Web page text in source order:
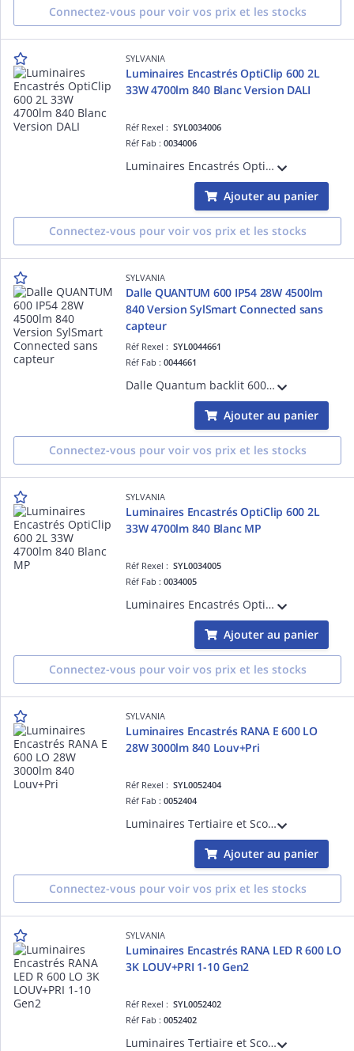
Connectez-vous pour voir vos prix et les stocks
SYLVANIA
Luminaires Encastrés OptiClip 600 2L
33W 4700lm 840 Blanc Version DALI
Réf Rexel :SYL0034006
Réf Fab :0034006
Luminaires Encastrés OptiClip 600 2L 33W 4700lm 840 Finition de couleur blanche Version DALI
Ajouter au panier
Connectez-vous pour voir vos prix et les stocks
SYLVANIA
Dalle QUANTUM 600 IP54 28W 4500lm
840 Version SylSmart Connected sans
capteur
Réf Rexel :SYL0044661
Réf Fab :0044661
Dalle Quantum backlit 600 - 28W - 4500 lm - 4000K - IRC80 - UGR< 19 - SDCM< 3 - SylSmart Connected sans capteur - Montage encastré, saillie, suspendu - IP54 IK03 - 595x595x35 mm - Boîtier LiLo - Classe II - Durée vie 95 000 h - Garantie 5 a
Ajouter au panier
Connectez-vous pour voir vos prix et les stocks
SYLVANIA
Luminaires Encastrés OptiClip 600 2L
33W 4700lm 840 Blanc MP
Réf Rexel :SYL0034005
Réf Fab :0034005
Luminaires Encastrés OptiClip 600 2L 33W 4700lm 840 Finition de couleur blanche MP
Ajouter au panier
Connectez-vous pour voir vos prix et les stocks
SYLVANIA
Luminaires Encastrés RANA E 600 LO
28W 3000lm 840 Louv+Pri
Réf Rexel :SYL0052404
Réf Fab :0052404
Luminaires Tertiaire et Scolaire Encastrés - RANA Luminaire LED Encastré 600x600mm LO 28W 3000lm 840 Louv+Pri
Ajouter au panier
Connectez-vous pour voir vos prix et les stocks
SYLVANIA
Luminaires Encastrés RANA LED R 600 LO
3K LOUV+PRI 1-10 Gen2
Réf Rexel :SYL0052402
Réf Fab :0052402
Luminaires Tertiaire et Scolaire Encastrés - RANA Luminaire LED Encastré 600x600mm LO 3K LOUV+PRI 1-10 GEN2